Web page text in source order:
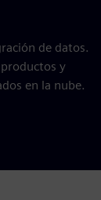
de datos.
y
en la nube.